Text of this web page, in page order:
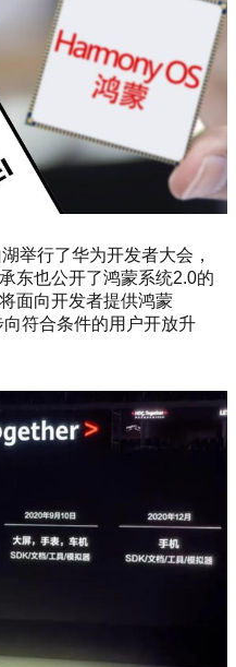
举行了华为开发者大会，
东也公开了鸿蒙系统2.0的
面向开发者提供鸿蒙
符合条件的用户开放升